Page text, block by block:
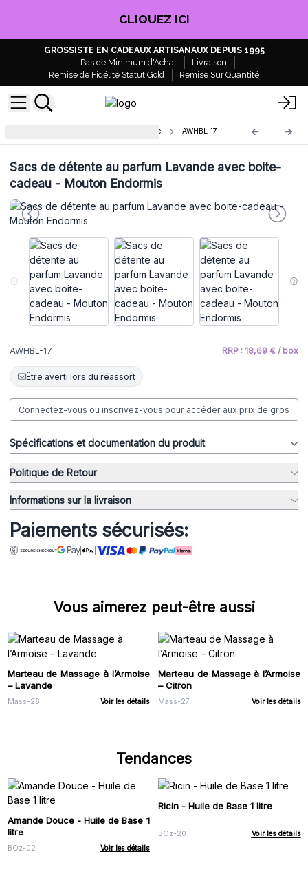
CLIQUEZ ICI
GROSSISTE EN CADEAUX ARTISANAUX DEPUIS 1995
Pas de Minimum d'Achat
Livraison
Remise de Fidélité Statut Gold
Remise Sur Quantité
Sacs de Détente de Luxe avec Boite AWHBL-17
Sacs de détente au parfum Lavande avec boite-
cadeau - Mouton Endormis
AWHBL-17 RRP : 18,69 € / box
Être averti lors du réassort
Connectez-vous ou inscrivez-vous pour accéder aux prix de gros
Spécifications et documentation du produit
Politique de Retour
Informations sur la livraison
Paiements sécurisés:
Vous aimerez peut-être aussi
Marteau de Massage à l’Armoise
– Lavande
Mass-26 Voir les détails
Marteau de Massage à l’Armoise
– Citron
Mass-27 Voir les détails
Tendances
Amande Douce - Huile de Base 1
litre
BOz-02 Voir les détails
Ricin - Huile de Base 1 litre
BOz-20 Voir les détails